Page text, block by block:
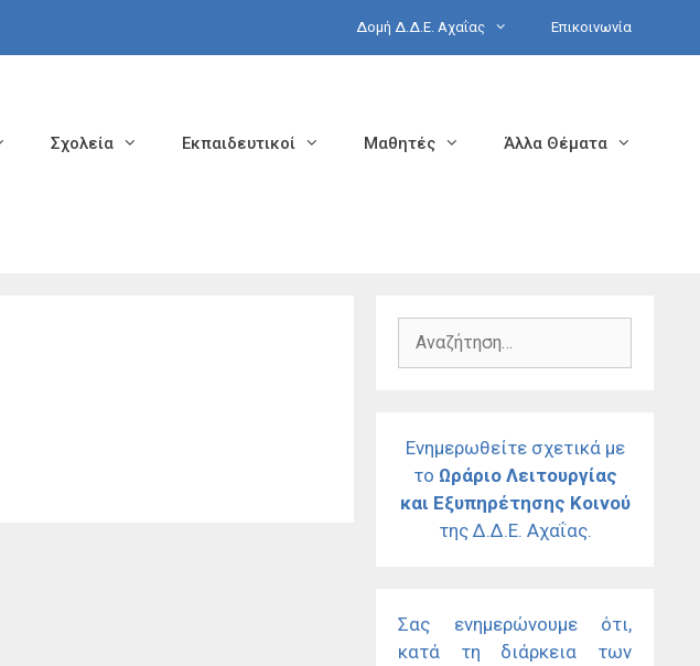
Δομή Δ.Δ.Ε. Αχαΐας Επικοινωνία
Σχολεία Εκπαιδευτικοί Μαθητές Άλλα Θέματα
Αναζήτηση
Ενημερωθείτε σχετικά με
το Ωράριο Λειτουργίας
και Εξυπηρέτησης Κοινού
της Δ.Δ.Ε. Αχαΐας.
Σας ενημερώνουμε ότι,
κατά τη διάρκεια των